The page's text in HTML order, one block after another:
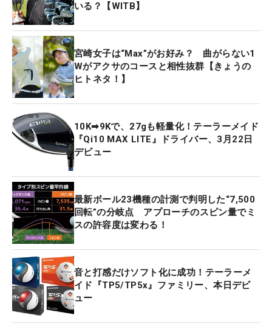
いる？【WITB】
宮崎女子は“Max”がお好み？ 曲がらない1
Wがアクサのコースと相性抜群【きょうの
ヒトネタ！】
10K➡9Kで、27gも軽量化！テーラーメイド
『Qi10 MAX LITE』ドライバー、3月22日
デビュー
最新ボール23機種の計測で判明した“7,500
回転”の分岐点 アプローチのスピン量でミ
スの許容度は変わる！
音と打感だけソフト化に成功！テーラーメ
イド『TP5/TP5x』ファミリー、本日デビ
ュー